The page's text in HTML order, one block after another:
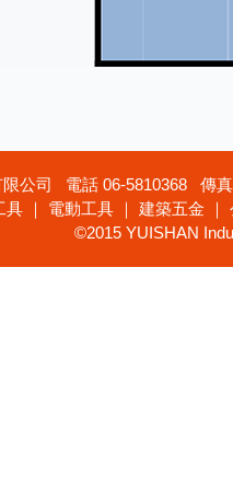
限公司 電話 06-5810368 傳
具 ｜ 電動工具 ｜ 建築五金
©2015 YUISHAN